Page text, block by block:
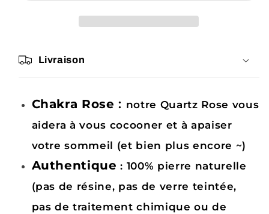
Livraison
Chakra Rose: notre Quartz Rose vous
aidera à vous cocooner et à apaiser
votre sommeil (et bien plus encore ~)
Authentique : 100% pierre naturelle
(pas de résine, pas de verre teintée,
pas de traitement chimique ou de